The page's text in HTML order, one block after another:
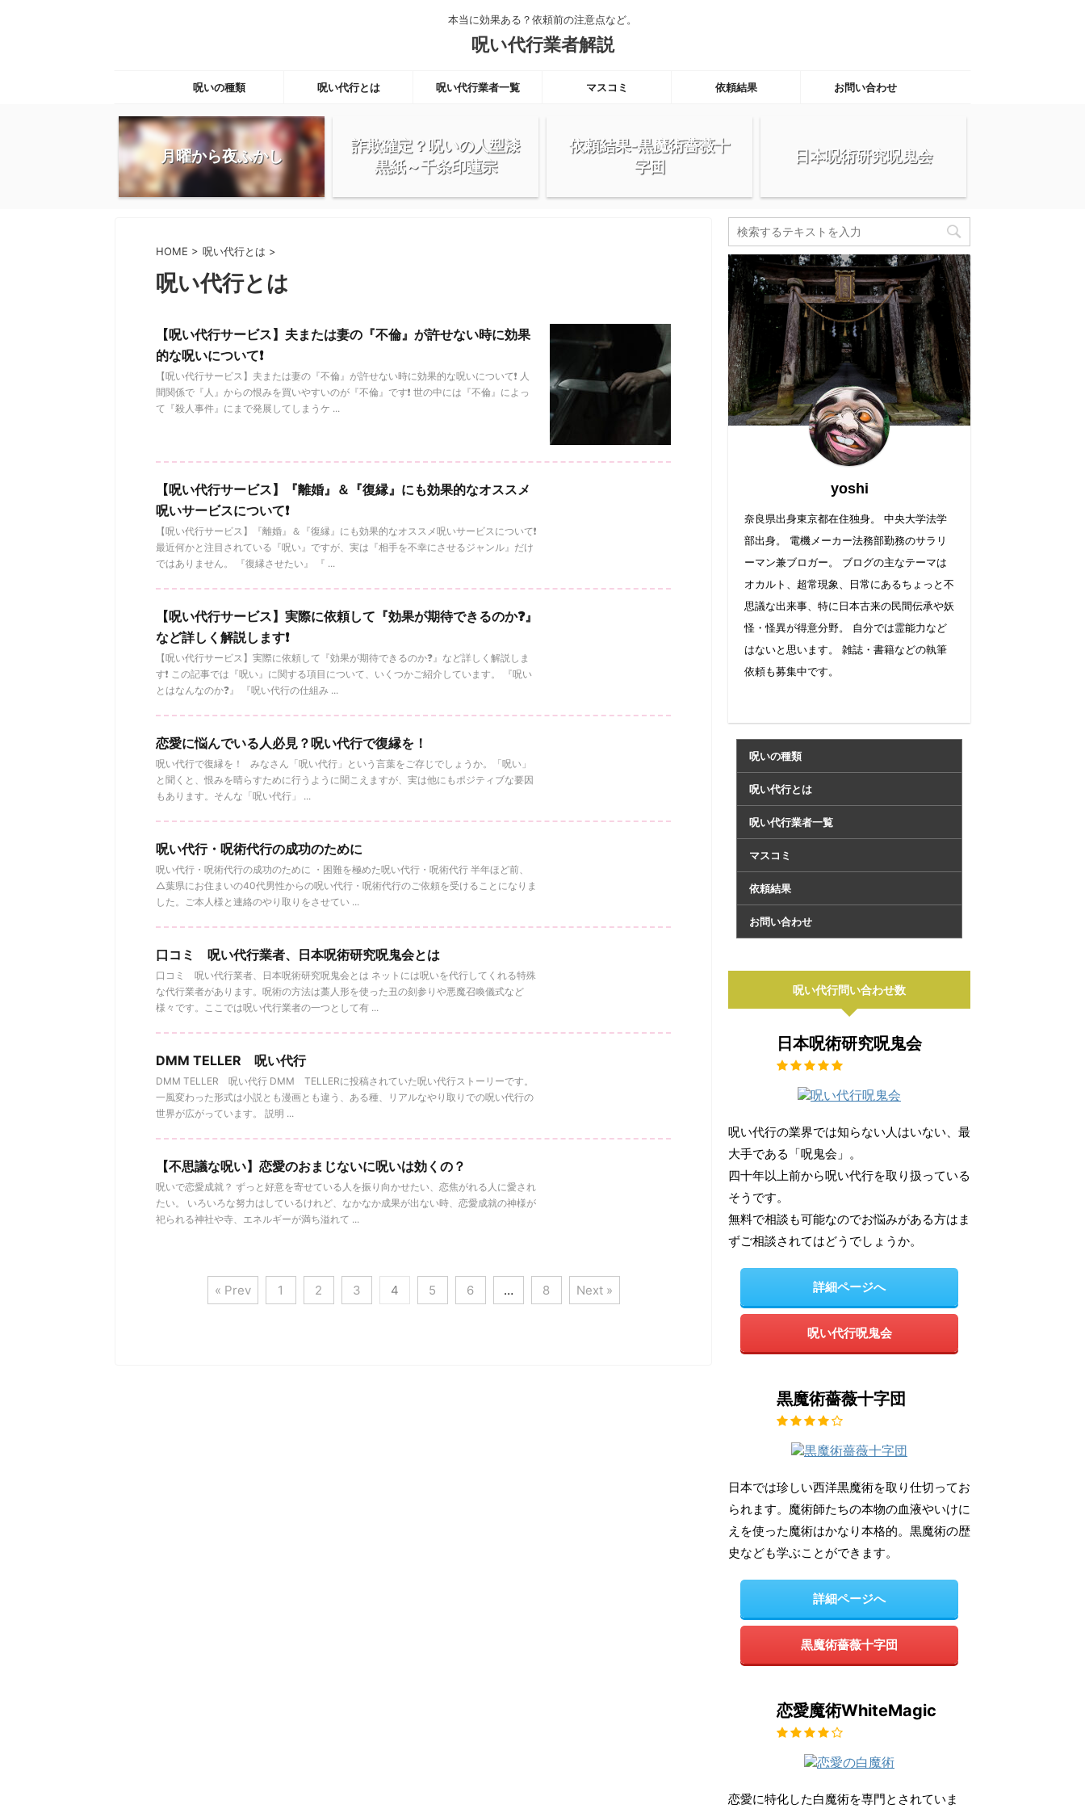
本当に効果ある？依頼前の注意点など。
呪い代行業者解説
呪いの種類 呪い代行とは 呪い代行業者一覧 マスコミ 依頼結果 お問い合わせ
月曜から夜ふかし
詐欺確定？呪いの人型漆
黒紙～千条印蓮宗
依頼結果-黒魔術薔薇十
字団
日本呪術研究呪鬼会
HOME > 呪い代行とは >
呪い代行とは
【呪い代行サービス】夫または妻の『不倫』が許せない時に効果
的な呪いについて❗️
【呪い代行サービス】夫または妻の『不倫』が許せない時に効果的な呪いについて❗️ 人
間関係で『人』からの恨みを買いやすいのが『不倫』です❗️ 世の中には『不倫』によっ
て『殺人事件』にまで発展してしまうケ ...
【呪い代行サービス】『離婚』＆『復縁』にも効果的なオススメ
呪いサービスについて❗️
【呪い代行サービス】『離婚』＆『復縁』にも効果的なオススメ呪いサービスについて❗️
最近何かと注目されている『呪い』ですが、実は『相手を不幸にさせるジャンル』だけ
ではありません。 『復縁させたい』 『 ...
【呪い代行サービス】実際に依頼して『効果が期待できるのか❓』
など詳しく解説します❗️
【呪い代行サービス】実際に依頼して『効果が期待できるのか❓』など詳しく解説しま
す❗️ この記事では『呪い』に関する項目について、いくつかご紹介しています。 『呪い
とはなんなのか❓』 『呪い代行の仕組み ...
恋愛に悩んでいる人必見？呪い代行で復縁を！
呪い代行で復縁を！ みなさん「呪い代行」という言葉をご存じでしょうか。「呪い」
と聞くと、恨みを晴らすために行うように聞こえますが、実は他にもポジティブな要因
もあります。そんな「呪い代行」 ...
呪い代行・呪術代行の成功のために
呪い代行・呪術代行の成功のために ・困難を極めた呪い代行・呪術代行 半年ほど前、
△葉県にお住まいの40代男性からの呪い代行・呪術代行のご依頼を受けることになりま
した。ご本人様と連絡のやり取りをさせてい ...
口コミ 呪い代行業者、日本呪術研究呪鬼会とは
口コミ 呪い代行業者、日本呪術研究呪鬼会とは ネットには呪いを代行してくれる特殊
な代行業者があります。呪術の方法は藁人形を使った丑の刻参りや悪魔召喚儀式など
様々です。ここでは呪い代行業者の一つとして有 ...
DMM TELLER 呪い代行
DMM TELLER 呪い代行 DMM TELLERに投稿されていた呪い代行ストーリーです。
一風変わった形式は小説とも漫画とも違う、ある種、リアルなやり取りでの呪い代行の
世界が広がっています。 説明 ...
【不思議な呪い】恋愛のおまじないに呪いは効くの？
呪いで恋愛成就？ ずっと好意を寄せている人を振り向かせたい、恋焦がれる人に愛され
たい。 いろいろな努力はしているけれど、なかなか成果が出ない時、恋愛成就の神様が
祀られる神社や寺、エネルギーが満ち溢れて ...
« Prev 1 2 3 4 5 6 … 8 Next »
yoshi
奈良県出身東京都在住独身。 中央大学法学
部出身。 電機メーカー法務部勤務のサラリ
ーマン兼ブロガー。 ブログの主なテーマは
オカルト、超常現象、日常にあるちょっと不
思議な出来事、特に日本古来の民間伝承や妖
怪・怪異が得意分野。 自分では霊能力など
はないと思います。 雑誌・書籍などの執筆
依頼も募集中です。
呪いの種類
呪い代行とは
呪い代行業者一覧
マスコミ
依頼結果
お問い合わせ
呪い代行問い合わせ数
日本呪術研究呪鬼会
呪い代行の業界では知らない人はいない、最
大手である「呪鬼会」。
四十年以上前から呪い代行を取り扱っている
そうです。
無料で相談も可能なのでお悩みがある方はま
ずご相談されてはどうでしょうか。
詳細ページへ
呪い代行呪鬼会
黒魔術薔薇十字団
日本では珍しい西洋黒魔術を取り仕切ってお
られます。魔術師たちの本物の血液やいけに
えを使った魔術はかなり本格的。黒魔術の歴
史なども学ぶことができます。
詳細ページへ
黒魔術薔薇十字団
恋愛魔術WhiteMagic
恋愛に特化した白魔術を専門とされていま